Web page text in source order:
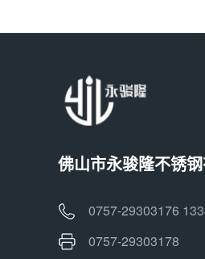
佛山市永骏隆不锈
0757-29303176
0757-29303178